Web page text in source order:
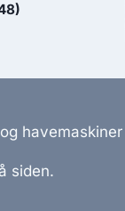
havemaskiner
siden.